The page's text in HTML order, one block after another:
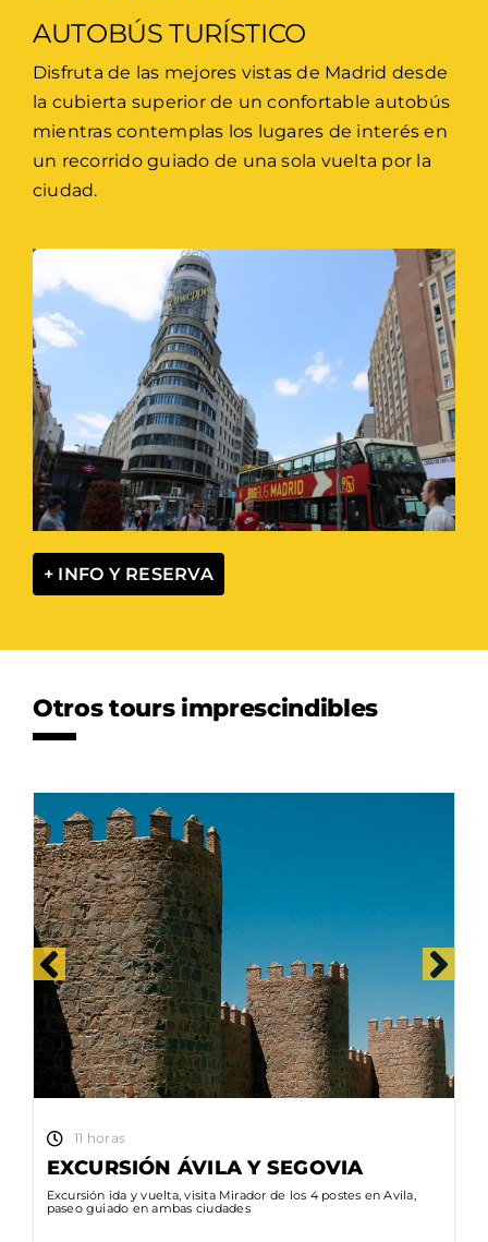
AUTOBÚS TURÍSTICO
Disfruta de las mejores vistas de Madrid desde
la cubierta superior de un confortable autobús
mientras contemplas los lugares de interés en
un recorrido guiado de una sola vuelta por la
ciudad.
+ INFO Y RESERVA
Otros tours imprescindibles
11 horas
EXCURSIÓN ÁVILA Y SEGOVIA
Excursión ida y vuelta, visita Mirador de los 4 postes en Avila,
paseo guiado en ambas ciudades